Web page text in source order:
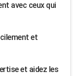
avec ceux qui
et
et aidez les